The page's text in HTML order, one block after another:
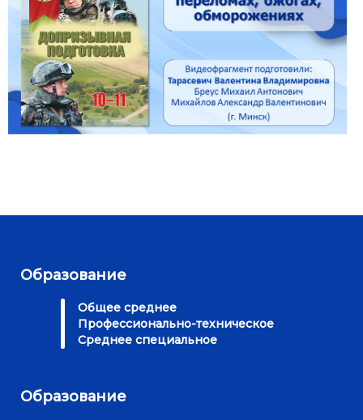
Образование
Общее среднее
Профессионально-техническое
Среднее специальное
Образование